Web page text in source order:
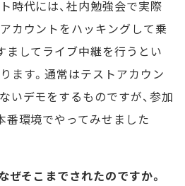
時代には、社内勉強会で実際
カウントをハッキングして乗
ましてライブ中継を行うとい
ます。通常はテストアカウン
いデモをするものですが、参加
番環境でやってみせました
ぜそこまでされたのですか。